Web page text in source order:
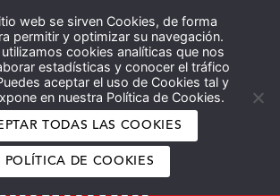
web se sirven Cookies, de forma
permitir y optimizar su navegación.
cookies analíticas que nos
estadísticas y conocer el tráfico
aceptar el uso de Cookies tal y
en nuestra Política de Cookies.
TODAS LAS COOKIES
POLÍTICA DE COOKIES
Español English